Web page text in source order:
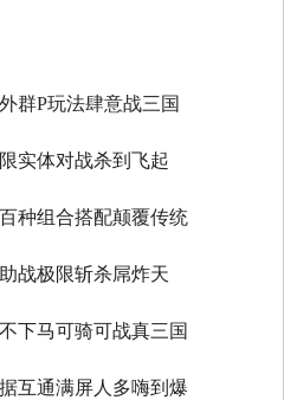
群P玩法肆意战三国
实体对战杀到飞起
种组合搭配颠覆传统
战极限斩杀屌炸天
下马可骑可战真三国
互通满屏人多嗨到爆